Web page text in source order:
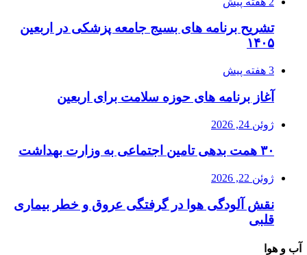
تشریح برنامه های بسیج جامعه پزشکی در اربعین
۱۴۰۵
آغاز برنامه های حوزه سلامت برای اربعین
ژوئن 24, 2026
۳۰ همت بدهی تامین اجتماعی به وزارت بهداشت
ژوئن 22, 2026
نقش آلودگی هوا در گرفتگی عروق و خطر بیماری
قلبی
و هوا